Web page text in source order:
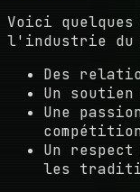
Voici
l'industrie du
Des
Un
Une
Un
les